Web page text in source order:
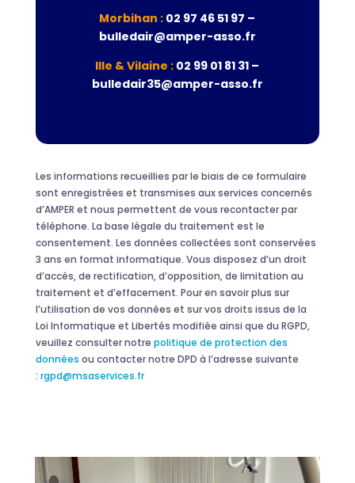
Morbihan : 02 97 46 51 97 –
bulledair@amper-asso.fr
Ille & Vilaine : 02 99 01 81 31 –
bulledair35@amper-asso.fr
Les informations recueillies par le biais de ce formulaire
sont enregistrées et transmises aux services concernés
d’AMPER et nous permettent de vous recontacter par
téléphone. La base légale du traitement est le
consentement. Les données collectées sont conservées
3 ans en format informatique. Vous disposez d’un droit
d’accès, de rectification, d’opposition, de limitation au
traitement et d’effacement. Pour en savoir plus sur
l’utilisation de vos données et sur vos droits issus de la
Loi Informatique et Libertés modifiée ainsi que du RGPD,
veuillez consulter notre politique de protection des
données ou contacter notre DPD à l’adresse suivante
: rgpd@msaservices.fr